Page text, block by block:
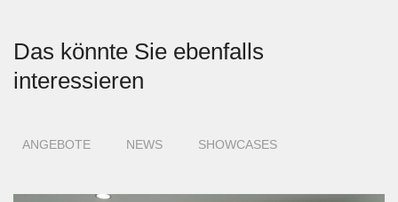
Das könnte Sie ebenfalls
interessieren
ANGEBOTE NEWS SHOWCASES